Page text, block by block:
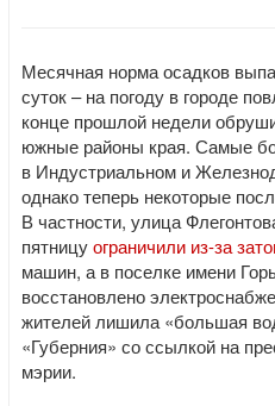
Месячная норма осадков
суток – на погоду в городе
конце прошлой недели
южные районы края. Самые
в Индустриальном и
однако теперь некоторые
В частности, улица
пятницуограничили из-за
машин, а в поселке имени
восстановлено
жителей лишила «большая
«Губерния» со ссылкой на
мэрии.